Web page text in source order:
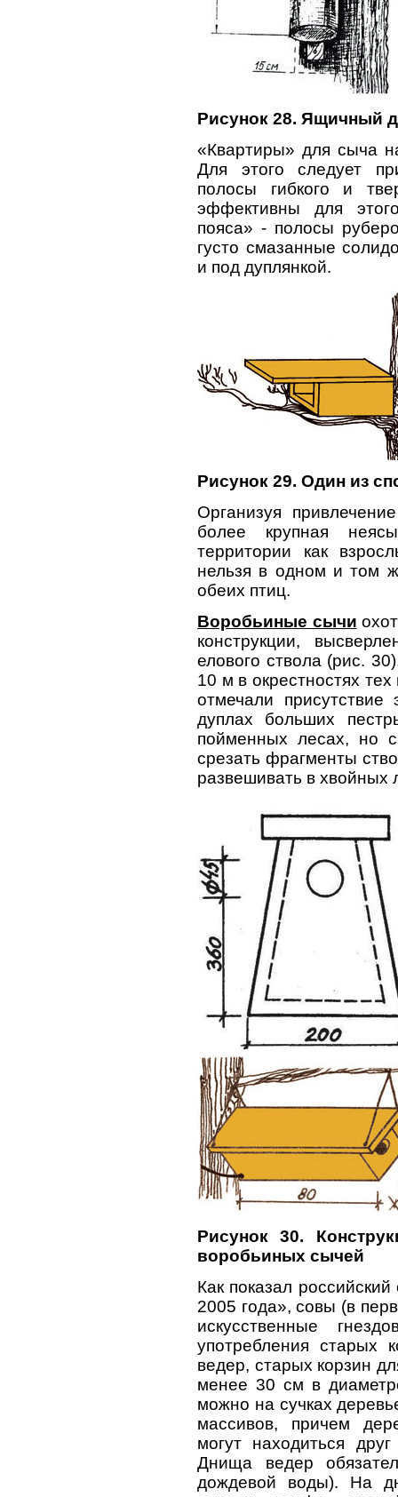
Рисунок 28. Ящичный
«Квартиры» для сыча
Для этого следует
полосы гибкого и
эффективны для
пояса» - полосы
густо смазанные
и под дуплянкой.
Рисунок 29. Один из
Организуя
более крупная
территории как
нельзя в одном и том
обеих птиц.
Воробьиные сычи
конструкции,
елового ствола (рис.
10 м в окрестностях
отмечали
дуплах больших
пойменных лесах, но
срезать фрагменты
развешивать в хвойных
Рисунок 30.
воробьиных сычей
Как показал
2005 года», совы (в
искусственные
употребления старых
ведер, старых корзин
менее 30 см в
можно на сучках
массивов, причем
могут находиться
Днища ведер
дождевой воды). На